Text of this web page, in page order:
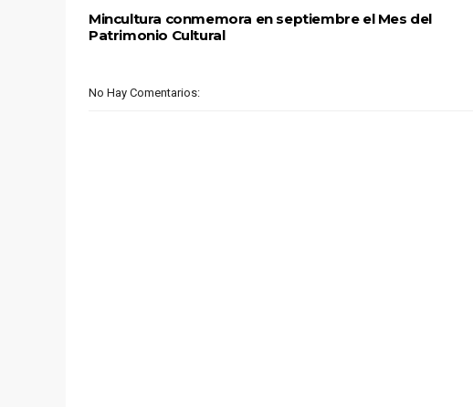
Mincultura conmemora en septiembre el Mes del
Patrimonio Cultural
No Hay Comentarios: